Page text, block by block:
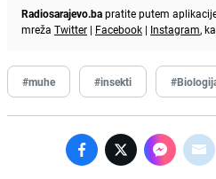
Radiosarajevo.bapratite putem
mreža Twitter | Facebook | Instagram,
#muhe #insekti